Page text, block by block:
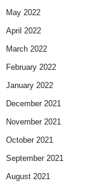
May 2022
April 2022
March 2022
February 2022
January 2022
December 2021
November 2021
October 2021
September 2021
August 2021